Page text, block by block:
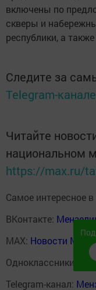
включены по
скверы и
республики, а
Следите за
Telegram-канале
Читайте
национальном
https://max.ru/
Самое интересное
ВКонтакте:
MAX: Новости
Одноклассники:
Telegram-канал: